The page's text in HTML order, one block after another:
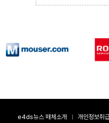
e4ds뉴스 매체소개 개인정보취